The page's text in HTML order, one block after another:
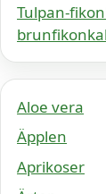
Tulpan-
Aloe vera
Äpplen
Aprikoser